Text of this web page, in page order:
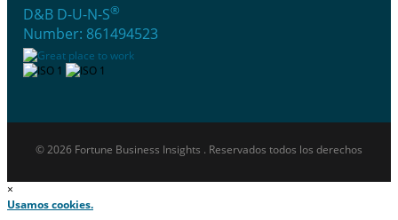
D&B D-U-N-S®
Number: 861494523
© 2026 Fortune Business Insights . Reservados todos los derechos
×
Usamos cookies.